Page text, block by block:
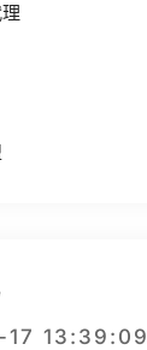
13:39:09